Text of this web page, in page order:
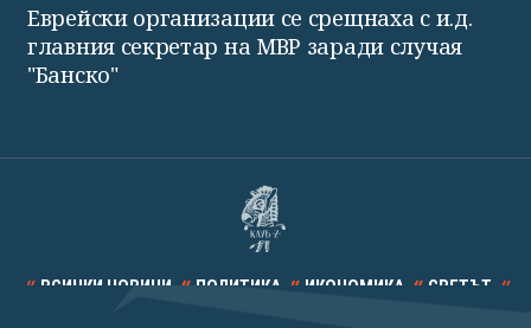
Еврейски организации се срещнаха с и.д.
главния секретар на МВР заради случая
"Банско"
ВСИЧКИ НОВИНИ ПОЛИТИКА ИКОНОМИКА СВЕТЪТ